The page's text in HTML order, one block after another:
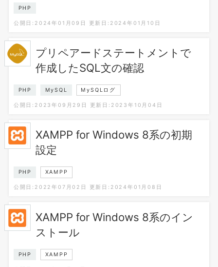
PHP
公開日:2024年01月09日 更新日:2024年01月10日
プリペアードステートメントで
作成したSQL文の確認
PHP MySQL MySQLログ
公開日:2023年09月29日 更新日:2023年10月04日
XAMPP for Windows 8系の初期
設定
PHP XAMPP
公開日:2022年07月02日 更新日:2024年01月08日
XAMPP for Windows 8系のイン
ストール
PHP XAMPP